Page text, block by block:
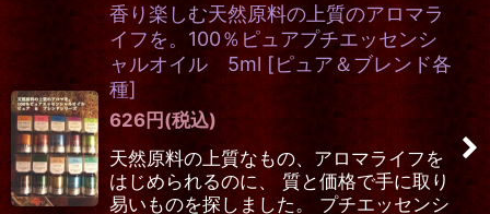
香り楽しむ天然原料の上質のアロマラ
イフを。100％ピュアプチエッセンシ
ャルオイル 5ml [ピュア＆ブレンド各
種]
626円(税込)
天然原料の上質なもの、アロマライフを
はじめられるのに、 質と価格で手に取り
易いものを探しました。 プチエッセンシ